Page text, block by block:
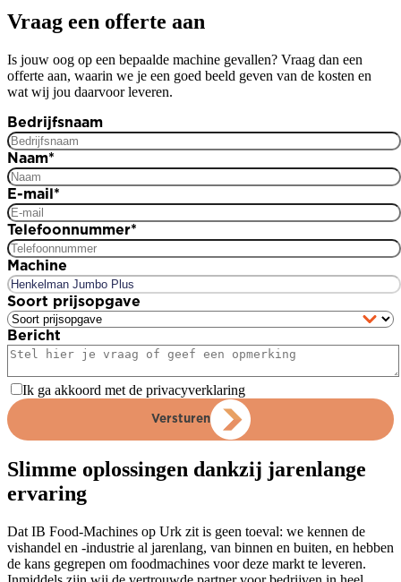
Vraag een offerte aan
Is jouw oog op een bepaalde machine gevallen? Vraag dan een
offerte aan, waarin we je een goed beeld geven van de kosten en
wat wij jou daarvoor leveren.
Bedrijfsnaam
Naam*
E-mail*
Telefoonnummer*
Machine
Soort prijsopgave
Bericht
Ik ga akkoord met de privacyverklaring
Versturen
Slimme oplossingen dankzij jarenlange
ervaring
Dat IB Food-Machines op Urk zit is geen toeval: we kennen de
vishandel en -industrie al jarenlang, van binnen en buiten, en hebben
de kans gegrepen om foodmachines voor deze markt te leveren.